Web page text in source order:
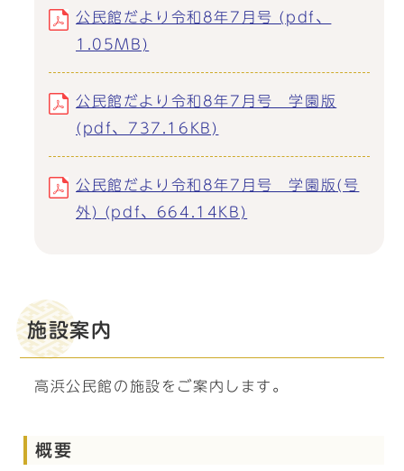
公民館だより令和8年7月号 (pdf、
1.05MB)
公民館だより令和8年7月号 学園版
(pdf、737.16KB)
公民館だより令和8年7月号 学園版(号
外) (pdf、664.14KB)
施設案内
高浜公民館の施設をご案内します。
概要